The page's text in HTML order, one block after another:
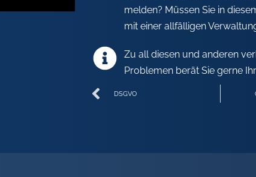
melden? Müssen Sie in
mit einer allfälligen
Zu all diesen und anderen
Problemen berät Sie gerne
DSGVO